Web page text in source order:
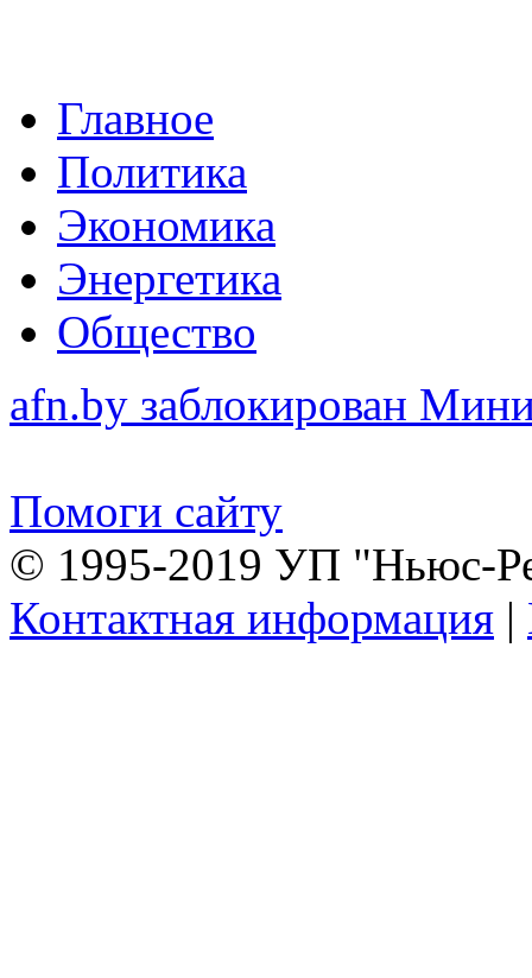
Главное
Политика
Экономика
Энергетика
Общество
afn.by заблокирован
Помоги сайту
© 1995-2019 УП "Ньюс-
Контактная информация |